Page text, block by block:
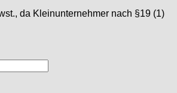
da Kleinunternehmer nach §19 (1)